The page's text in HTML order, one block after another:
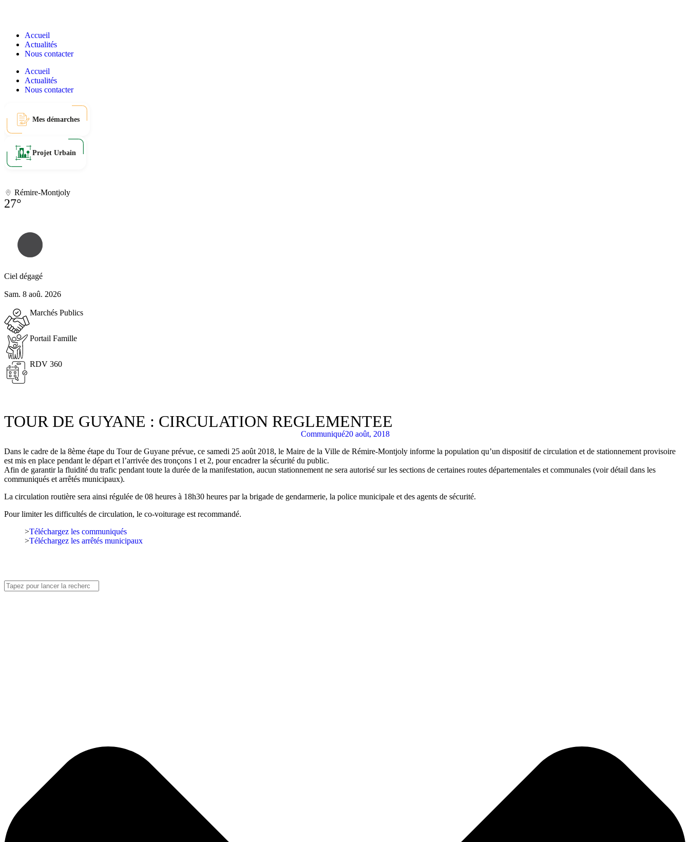
Accueil
Actualités
Nous contacter
Accueil
Actualités
Nous contacter
Mes démarches
Projet Urbain
Rémire-Montjoly
27°
Ciel dégagé
Sam. 8 aoû. 2026
Marchés Publics
Portail Famille
RDV 360
TOUR DE GUYANE : CIRCULATION REGLEMENTEE
Communiqué20 août, 2018
Dans le cadre de la 8ème étape du Tour de Guyane prévue, ce samedi 25 août 2018, le Maire de la Ville de Rémire-Montjoly informe la population qu’un dispositif de circulation et de stationnement provisoire
est mis en place pendant le départ et l’arrivée des tronçons 1 et 2, pour encadrer la sécurité du public.
Afin de garantir la fluidité du trafic pendant toute la durée de la manifestation, aucun stationnement ne sera autorisé sur les sections de certaines routes départementales et communales (voir détail dans les
communiqués et arrêtés municipaux).
La circulation routière sera ainsi régulée de 08 heures à 18h30 heures par la brigade de gendarmerie, la police municipale et des agents de sécurité.
Pour limiter les difficultés de circulation, le co-voiturage est recommandé.
>Téléchargez les communiqués
>Téléchargez les arrêtés municipaux